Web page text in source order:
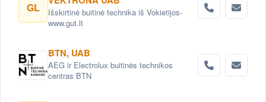
GL
Išskirtinė buitinė technika iš Vokietijos-
www.gut.lt
BTN, UAB
AEG ir Electrolux buitinės technikos
centras BTN